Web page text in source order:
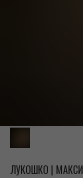
ЛУКОШКО | МАКСИ